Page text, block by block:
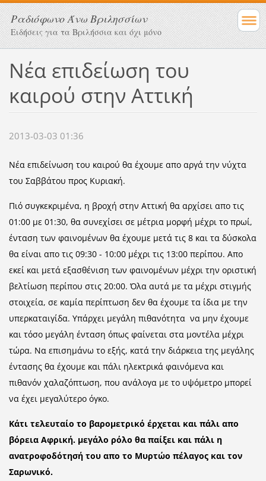
Ραδιόφωνο Άνω Βριλησσίων
Ειδήσεις για τα Βριλήσσια και όχι μόνο
Νέα επιδείωση του
καιρού στην Αττική
2013-03-03 01:36
Νέα επιδείνωση του καιρού θα έχουμε απο αργά την νύχτα
του Σαββάτου προς Κυριακή.
Πιό συγκεκριμένα, η βροχή στην Αττική θα αρχίσει απο τις
01:00 με 01:30, θα συνεχίσει σε μέτρια μορφή μέχρι το πρωί,
ένταση των φαινομένων θα έχουμε μετά τις 8 και τα δύσκολα
θα είναι απο τις 09:30 - 10:00 μέχρι τις 13:00 περίπου. Απο
εκεί και μετά εξασθένιση των φαινομένων μέχρι την οριστική
βελτίωση περίπου στις 20:00. Όλα αυτά με τα μέχρι στιγμής
στοιχεία, σε καμία περίπτωση δεν θα έχουμε τα ίδια με την
υπερκαταιγίδα. Υπάρχει μεγάλη πιθανότητα να μην έχουμε
και τόσο μεγάλη ένταση όπως φαίνεται στα μοντέλα μέχρι
τώρα. Να επισημάνω το εξής, κατά την διάρκεια της μεγάλης
έντασης θα έχουμε και πάλι ηλεκτρικά φαινόμενα και
πιθανόν χαλαζόπτωση, που ανάλογα με το υψόμετρο μπορεί
να έχει μεγαλύτερο όγκο.
Κάτι τελευταίο το βαρομετρικό έρχεται και πάλι απο
βόρεια Αφρική. μεγάλο ρόλο θα παίξει και πάλι η
ανατροφοδότησή του απο το Μυρτώο πέλαγος και τον
Σαρωνικό.